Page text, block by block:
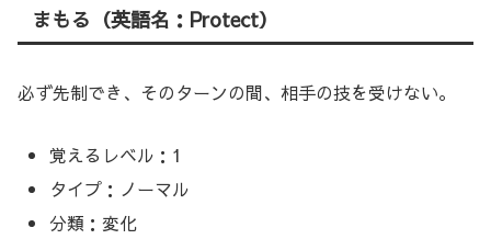
まもる（英語名：Protect）
必ず先制でき、そのターンの間、相手の技を受けない。
覚えるレベル：1
タイプ：ノーマル
分類：変化